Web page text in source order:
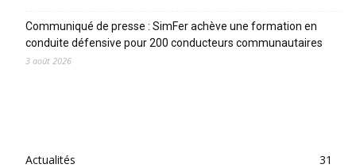
Communiqué de presse : SimFer achève une formation en
conduite défensive pour 200 conducteurs communautaires
3 août 2026
Actualités
31